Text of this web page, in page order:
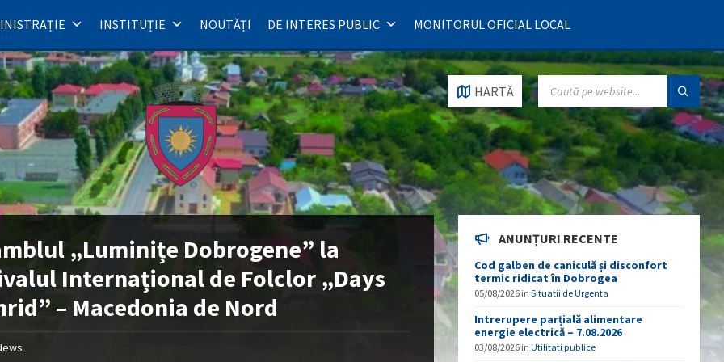
INSTITUȚIE NOUTĂȚI DE INTERES PUBLIC MONITORUL OFICIAL LOCAL
HARTĂ
SEARCH:
„Luminițe Dobrogene” la
Internațional de Folclor „Days
– Macedonia de Nord
ANUNȚURI RECENTE
Cod galben de caniculă și disconfort
termic ridicat în Dobrogea
05/08/2026 inSituatii de Urgenta
Intrerupere parțială alimentare
energie electrică – 7.08.2026
03/08/2026 inUtilitati publice